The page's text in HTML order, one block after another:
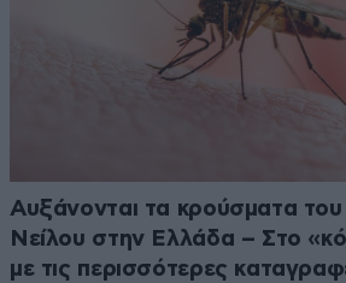
Αυξάνονται τα κρούσματα του
Νείλου στην Ελλάδα – Στο
με τις περισσότερες